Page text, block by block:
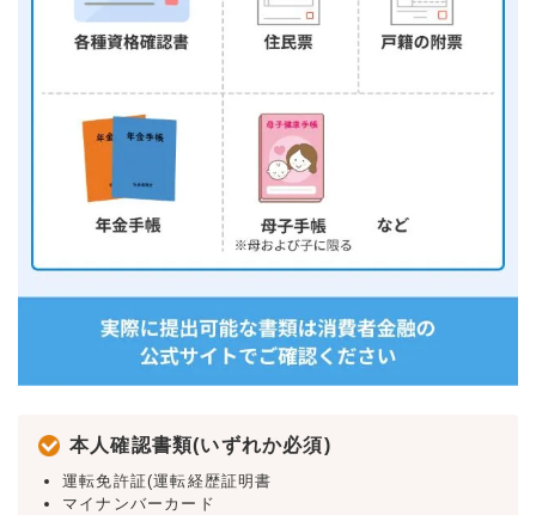
本人確認書類(いずれか必須)
運転免許証(運転経歴証明書
マイナンバーカード